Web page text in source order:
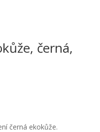
černá,
černá ekokůže.